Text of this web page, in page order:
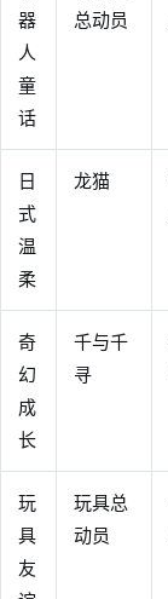
器
人
童
话
总动员
日
式
温
柔
龙猫
奇
幻
成
长
千与千
寻
玩
具
友
玩具总
动员